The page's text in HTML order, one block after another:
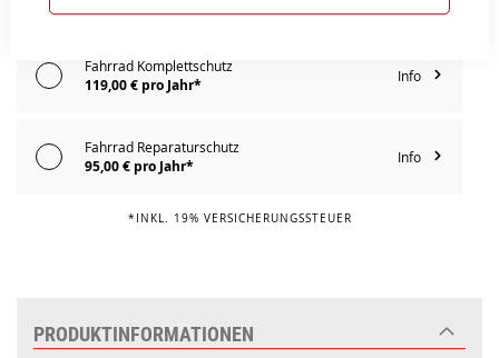
Fahrrad Komplettschutz
119,00 € pro Jahr*
Info
Fahrrad Reparaturschutz
95,00 € pro Jahr*
Info
*INKL. 19% VERSICHERUNGSSTEUER
PRODUKTINFORMATIONEN